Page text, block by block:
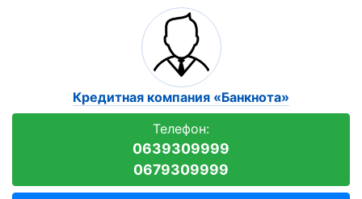
Кредитная компания «Банкнота»
Телефон:
0639309999
0679309999